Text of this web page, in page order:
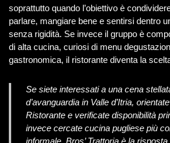
soprattutto quando l’obiettivo è
parlare, mangiare bene e sentirsi dentro
senza rigidità. Se invece il gruppo è
di alta cucina, curiosi di menu
gastronomica, il ristorante diventa la
Se siete interessati a una cena
d’avanguardia in Valle d’Itria,
Ristorante e verificate disponibilità
invece cercate cucina pugliese più
informale, Bros’ Trattoria è la